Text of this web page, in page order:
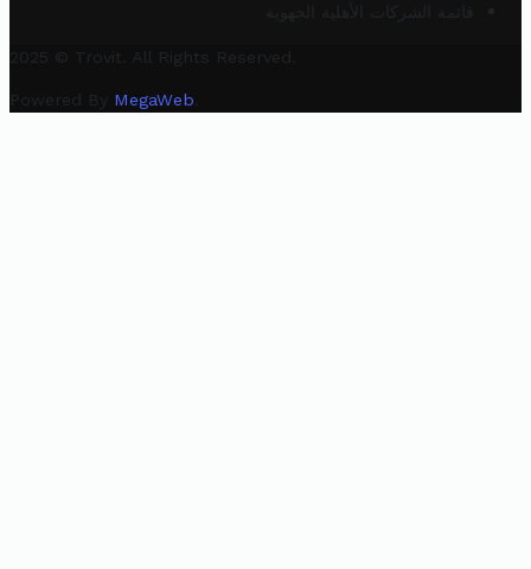
قائمة الشركات الأهلية الجهوية
2025 © Trovit. All Rights Reserved.
Powered By MegaWeb